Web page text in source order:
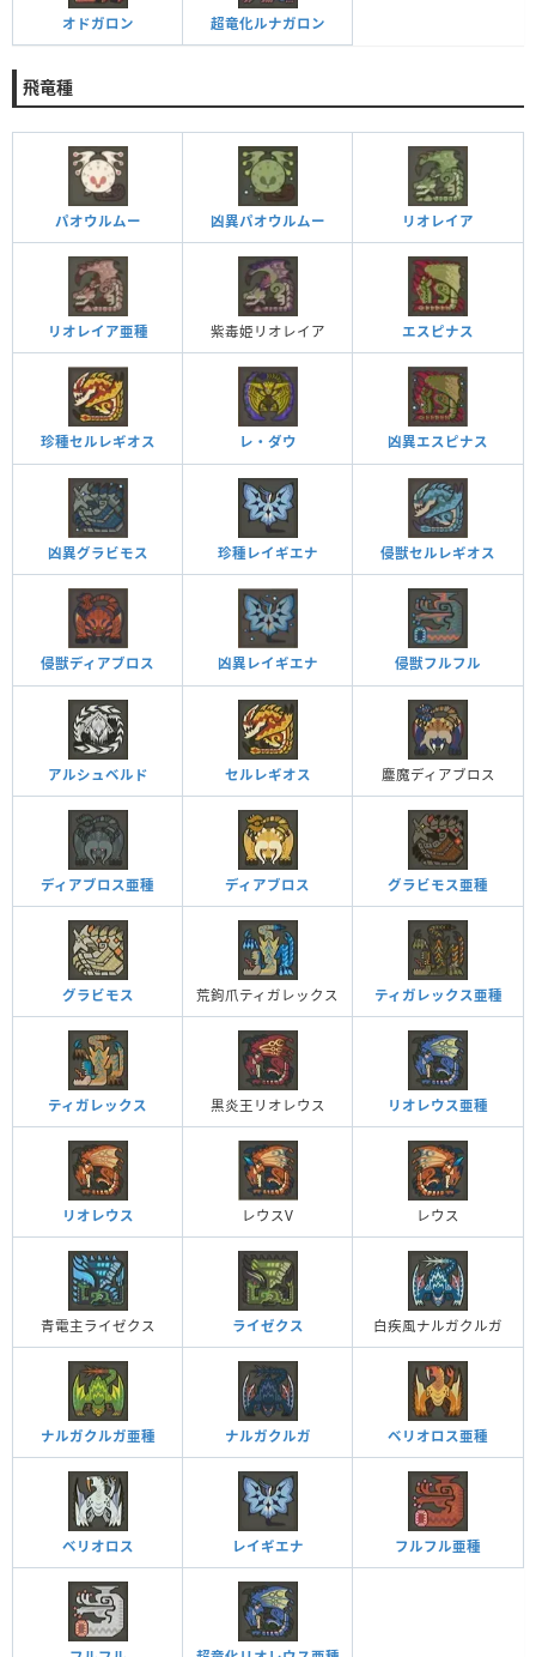
オドガロン 超竜化ルナガロン
飛竜種
パオウルムー 凶異パオウルムー リオレイア
リオレイア亜種 紫毒姫リオレイア エスピナス
珍種セルレギオス レ・ダウ 凶異エスピナス
凶異グラビモス 珍種レイギエナ 侵獣セルレギオス
侵獣ディアブロス 凶異レイギエナ 侵獣フルフル
アルシュベルド セルレギオス 鏖魔ディアブロス
ディアブロス亜種 ディアブロス グラビモス亜種
グラビモス 荒鉤爪ティガレックス ティガレックス亜種
ティガレックス 黒炎王リオレウス リオレウス亜種
リオレウス レウスV レウス
青電主ライゼクス ライゼクス 白疾風ナルガクルガ
ナルガクルガ亜種 ナルガクルガ ベリオロス亜種
ベリオロス レイギエナ フルフル亜種